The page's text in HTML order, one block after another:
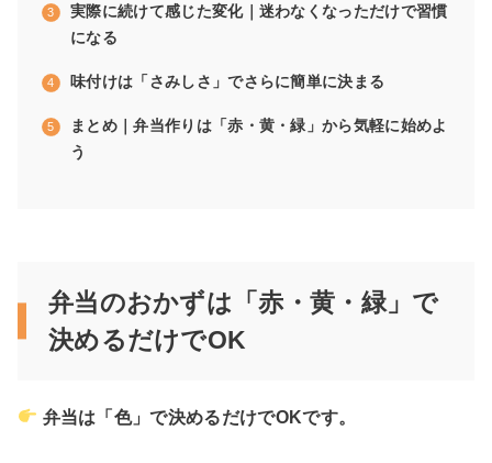
実際に続けて感じた変化｜迷わなくなっただけで習慣
になる
味付けは「さみしさ」でさらに簡単に決まる
まとめ｜弁当作りは「赤・黄・緑」から気軽に始めよ
う
弁当のおかずは「赤・黄・緑」で
決めるだけでOK
弁当は「色」で決めるだけでOKです。